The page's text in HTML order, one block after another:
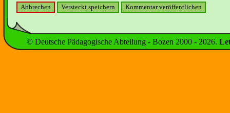
© Deutsche Pädagogische Abteilung - Bozen 2000 - 2026.